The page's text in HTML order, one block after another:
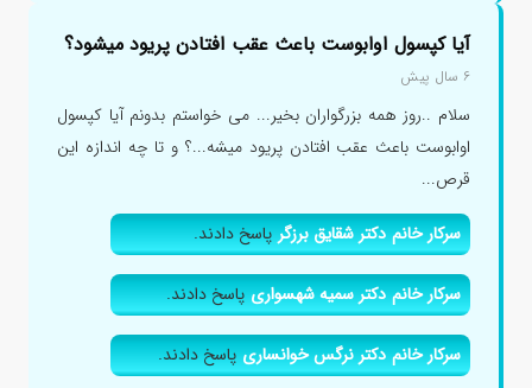
آیا کپسول اوابوست باعث عقب افتادن پریود میشود؟
۶ سال پیش
سلام ..روز همه بزرگواران بخیر... می خواستم بدونم آیا کپسول
اوابوست باعث عقب افتادن پریود میشه...؟ و تا چه اندازه این
قرص...
سرکار خانم دکتر شقایق برزگرپاسخ دادند.
سرکار خانم دکتر سمیه شهسواریپاسخ دادند.
سرکار خانم دکتر نرگس خوانساریپاسخ دادند.